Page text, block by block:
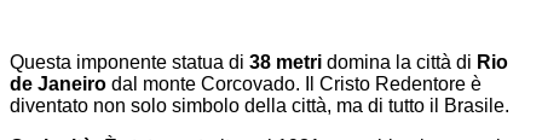
Questa imponente statua di 38 metri domina la città di Rio
de Janeiro dal monte Corcovado. Il Cristo Redentore è
diventato non solo simbolo della città, ma di tutto il Brasile.